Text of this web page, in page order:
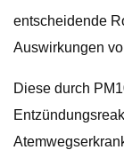
entscheidende
Auswirkungen
Diese durch